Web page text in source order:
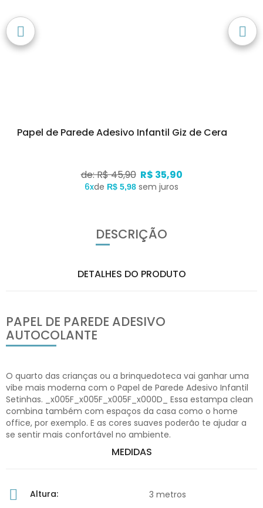
Papel de Parede Adesivo Infantil Giz de Cera
de: R$ 45,90 R$ 35,90
6xde R$ 5,98 sem juros
DESCRIÇÃO
DETALHES DO PRODUTO
PAPEL DE PAREDE ADESIVO
AUTOCOLANTE
O quarto das crianças ou a brinquedoteca vai ganhar uma
vibe mais moderna com o Papel de Parede Adesivo Infantil
Setinhas. _x005F_x005F_x005F_x000D_ Essa estampa clean
combina também com espaços da casa como o home
office, por exemplo. E as cores suaves poderão te ajudar a
se sentir mais confortável no ambiente.
MEDIDAS
Altura: 3 metros